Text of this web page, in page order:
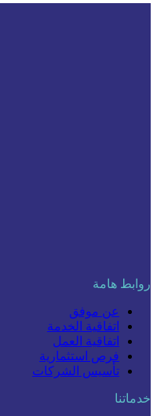
روابط هامة
عن موفق
اتفاقية الخدمة
اتفاقية العمل
فرص استثمارية
تأسيس الشركات
خدماتنا